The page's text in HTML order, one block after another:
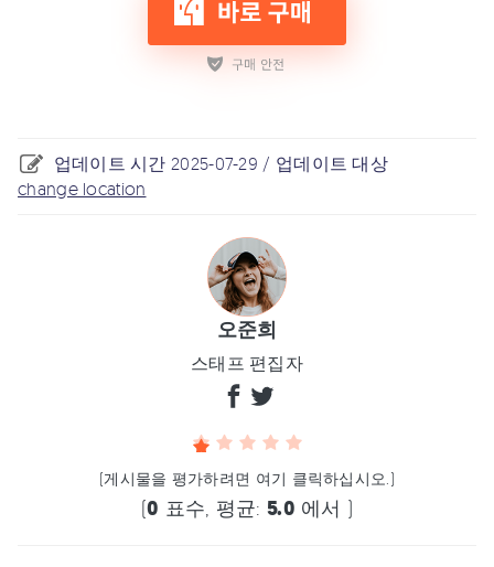
업데이트 시간 2025-07-29 / 업데이트 대상
change location
오준희
스태프 편집자
(게시물을 평가하려면 여기 클릭하십시오.)
(0 표수, 평균: 5.0 에서 )